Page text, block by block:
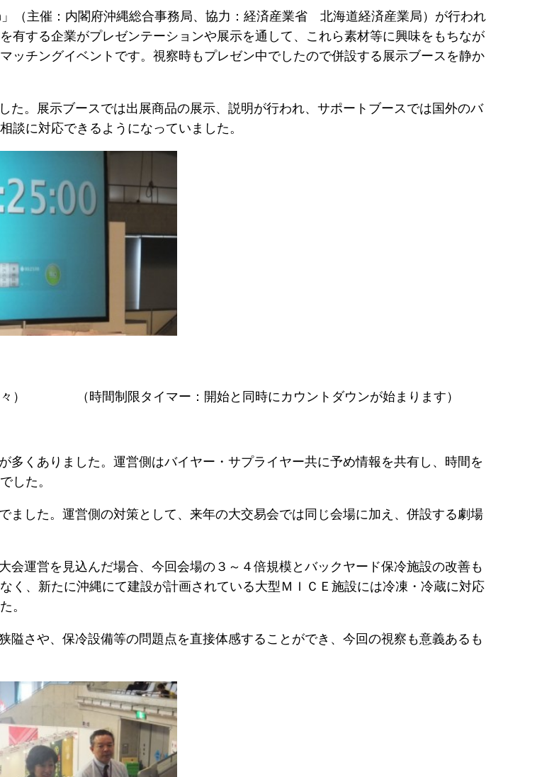
（主催：内閣府沖縄総合事務局、協力：経済産業省 北海道経済産業局）が行われ
有する企業がプレゼンテーションや展示を通して、これら素材等に興味をもちなが
ッチングイベントです。視察時もプレゼン中でしたので併設する展示ブースを静か
。展示ブースでは出展商品の展示、説明が行われ、サポートブースでは国外のバ
談に対応できるようになっていました。
々） （時間制限タイマー：開始と同時にカウントダウンが始まります）
くありました。運営側はバイヤー・サプライヤー共に予め情報を共有し、時間を
した。
した。運営側の対策として、来年の大交易会では同じ会場に加え、併設する劇場
運営を見込んだ場合、今回会場の３～４倍規模とバックヤード保冷施設の改善も
く、新たに沖縄にて建設が計画されている大型ＭＩＣＥ施設には冷凍・冷蔵に対応
。
さや、保冷設備等の問題点を直接体感することができ、今回の視察も意義あるも